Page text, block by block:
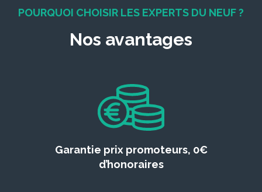
POURQUOI CHOISIR LES EXPERTS DU NEUF ?
Nos avantages
Garantie prix promoteurs, 0€
d’honoraires